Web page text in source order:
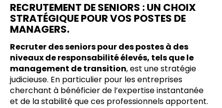
RECRUTEMENT DE SENIORS : UN CHOIX
STRATÉGIQUE POUR VOS POSTES DE
MANAGERS.
Recruter des seniors pour des postes à des
niveaux de responsabilité élevés, tels que le
management de transition, est une stratégie
judicieuse. En particulier pour les entreprises
cherchant à bénéficier de l’expertise instantanée
et de la stabilité que ces professionnels apportent.